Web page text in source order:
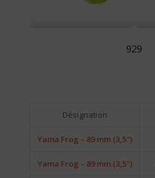
929
Désignation
Yama Frog – 89 mm (3,5″)
Yama Frog – 89 mm (3,5″)